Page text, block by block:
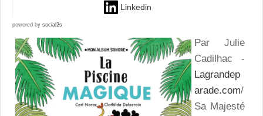
Linkedin
powered by social2s
Par Julie
Cadilhac -
Lagrandep
arade.com/
Sa Majesté